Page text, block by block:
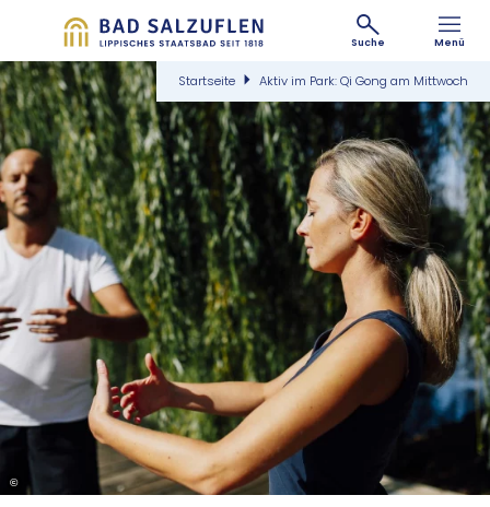
Suche Menü
Startseite Aktiv im Park: Qi Gong am Mittwoch
©